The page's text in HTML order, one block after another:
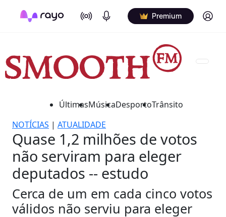
On Air Podcasts Premium Log in
ÚltimasMúsicaDesportoTrânsito
NOTÍCIAS | ATUALIDADE
Quase 1,2 milhões de votos
não serviram para eleger
deputados -- estudo
Cerca de um em cada cinco votos
válidos não serviu para eleger